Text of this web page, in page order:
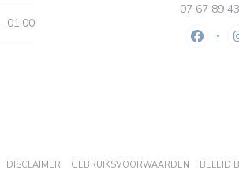
01:00
07 67 89
VENSTER))
DISCLAIMER ((OPENT IN EEN NIEUW VENSTER))
GEBRUIKSVOORWAARDEN ((OPENT
BELEID